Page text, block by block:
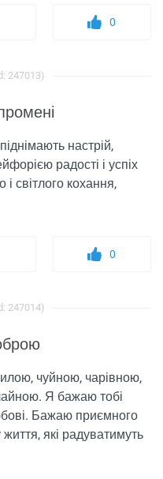
0
247013)
настрій,
радості і успіх
світлого кохання,
0
247014)
чуйною, чарівною,
Я бажаю тобі
Бажаю приємного
життя, які радуватимуть